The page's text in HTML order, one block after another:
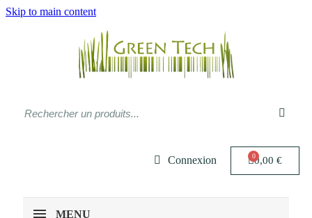
Skip to main content
Connexion 0,00 €
MENU